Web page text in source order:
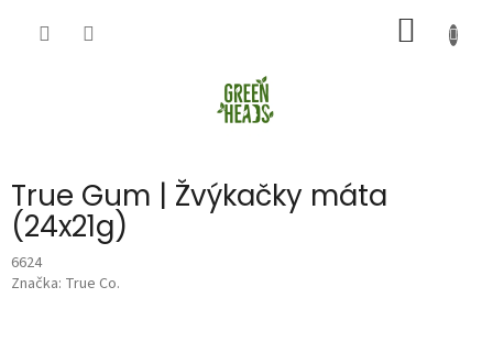
KOŠÍK
True Gum | Žvýkačky máta
(24x21g)
6624
Značka: True Co.